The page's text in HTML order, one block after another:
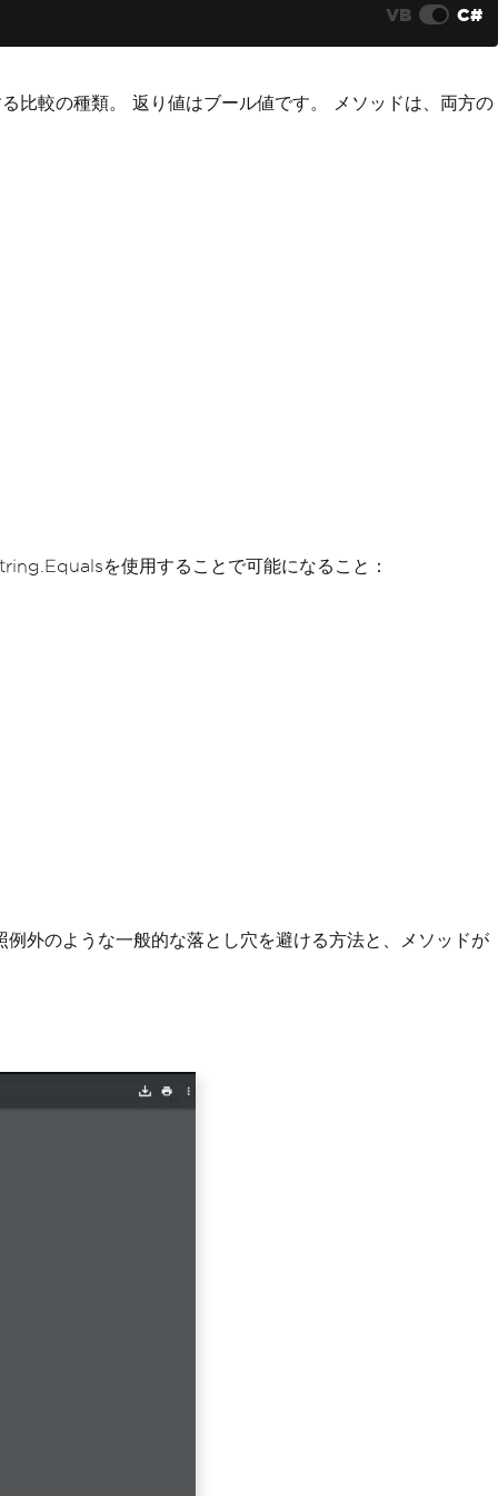
VB C#
比較の種類。 返り値はブール値です。 メソッドは、両方の
を使用することで可能になること：
外のような一般的な落とし穴を避ける方法と、メソッドが